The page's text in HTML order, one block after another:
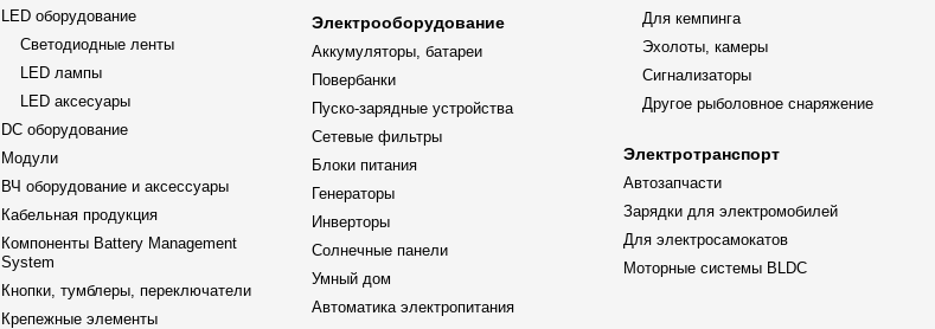
LED оборудование
Светодиодные ленты
LED лампы
LED аксесуары
DC оборудование
Модули
ВЧ оборудование и аксессуары
Кабельная продукция
Компоненты Battery Management
System
Кнопки, тумблеры, переключатели
Крепежные элементы
Электрооборудование
Аккумуляторы, батареи
Повербанки
Пуско-зарядные устройства
Сетевые фильтры
Блоки питания
Генераторы
Инверторы
Солнечные панели
Умный дом
Автоматика электропитания
Для кемпинга
Эхолоты, камеры
Сигнализаторы
Другое рыболовное снаряжение
Электротранспорт
Автозапчасти
Зарядки для электромобилей
Для электросамокатов
Моторные системы BLDC